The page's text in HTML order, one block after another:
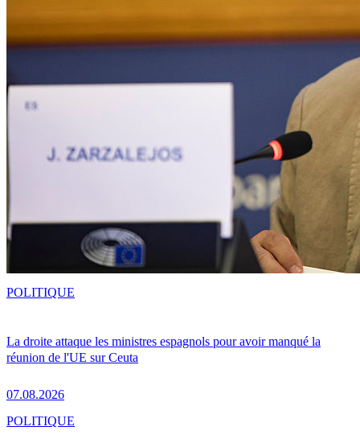
La droite attaque les ministres espagnols pour avoir manqué la
réunion de l'UE sur Ceuta
07.08.2026
POLITIQUE
POLITIQUE